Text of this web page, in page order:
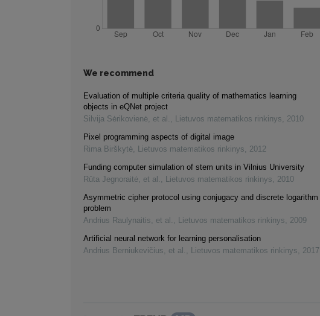
We recommend
Evaluation of multiple criteria quality of mathematics learning
objects in eQNet project
Silvija Sėrikovienė, et al. , Lietuvos matematikos rinkinys, 2010
Pixel programming aspects of digital image
Rima Birškytė, Lietuvos matematikos rinkinys, 2012
Funding computer simulation of stem units in Vilnius University
Rūta Jegnoraitė, et al. , Lietuvos matematikos rinkinys, 2010
Asymmetric cipher protocol using conjugacy and discrete logarithm
problem
Andrius Raulynaitis, et al. , Lietuvos matematikos rinkinys, 2009
Artificial neural network for learning personalisation
Andrius Berniukevičius, et al. , Lietuvos matematikos rinkinys, 2017